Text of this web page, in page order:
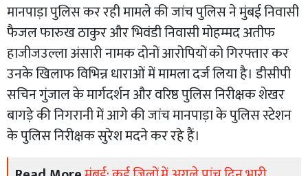
मानपाड़ा पुलिस कर रही मामले की जांच पुलिस ने मुंबई निवासी
फैजल फारुख ठाकुर और भिवंडी निवासी मोहम्मद अतीफ
हाजीजउल्ला अंसारी नामक दोनों आरोपियों को गिरफ्तार कर
उनके खिलाफ विभिन्न धाराओं में मामला दर्ज लिया है। डीसीपी
सचिन गुंजाल के मार्गदर्शन और वरिष्ठ पुलिस निरीक्षक शेखर
बागड़े की निगरानी में आगे की जांच मानपाड़ा के पुलिस स्टेशन
के पुलिस निरीक्षक सुरेश मदने कर रहे हैं।